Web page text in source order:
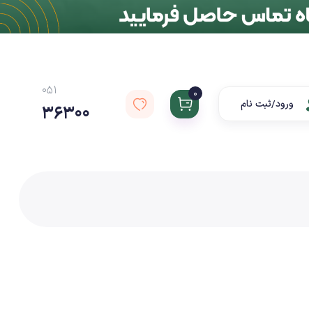
ورود/ثبت نام
0
051
36300